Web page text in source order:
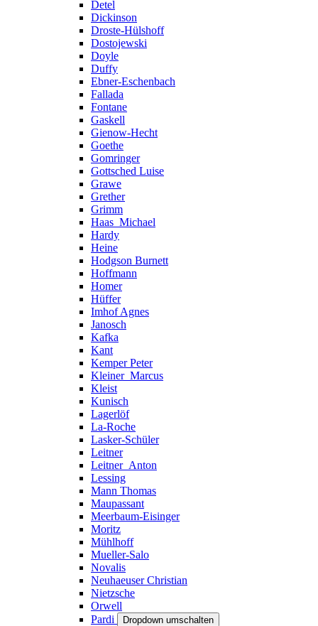
Detel
Dickinson
Droste-Hülshoff
Dostojewski
Doyle
Duffy
Ebner-Eschenbach
Fallada
Fontane
Gaskell
Gienow-Hecht
Goethe
Gomringer
Gottsched Luise
Grawe
Grether
Grimm
Haas_Michael
Hardy
Heine
Hodgson Burnett
Hoffmann
Homer
Hüffer
Imhof Agnes
Janosch
Kafka
Kant
Kemper Peter
Kleiner_Marcus
Kleist
Kunisch
Lagerlöf
La-Roche
Lasker-Schüler
Leitner
Leitner_Anton
Lessing
Mann Thomas
Maupassant
Meerbaum-Eisinger
Moritz
Mühlhoff
Mueller-Salo
Novalis
Neuhaeuser Christian
Nietzsche
Orwell
Pardi
Dropdown umschalten